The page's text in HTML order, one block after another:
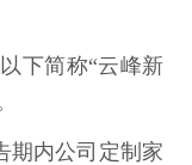
下简称“云峰新
期内公司定制家